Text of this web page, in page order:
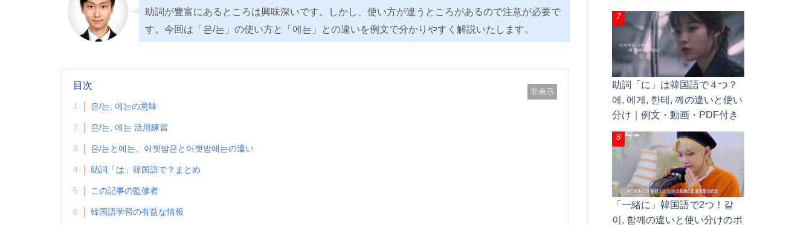
助詞が豊富にあるところは興味深いです。しかし、使い方が違うところがあるので注意が必要で
す。今回は「은/는」の使い方と「에는」との違いを例文で分かりやすく解説いたします。
目次
非表示
1 은/는, 에는の意味
2 은/는, 에는 活用練習
3 은/는と에는、어젯밤은と어젯밤에는の違い
4 助詞「は」韓国語で？まとめ
5 この記事の監修者
6 韓国語学習の有益な情報
助詞「に」は韓国語で４つ？
에, 에게, 한테, 께の違いと使い
分け｜例文・動画・PDF付き
「一緒に」韓国語で2つ！같
이, 함께の違いと使い分けのポ